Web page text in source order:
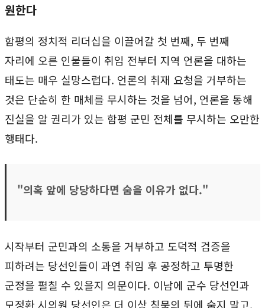
원한다
함평의 정치적 리더십을 이끌어갈 첫 번째, 두 번째
자리에 오른 인물들이 취임 전부터 지역 언론을 대하는
태도는 매우 실망스럽다. 언론의 취재 요청을 거부하는
것은 단순히 한 매체를 무시하는 것을 넘어, 언론을 통해
진실을 알 권리가 있는 함평 군민 전체를 무시하는 오만한
행태다.
"의혹 앞에 당당하다면 숨을 이유가 없다."
시작부터 군민과의 소통을 거부하고 도덕적 검증을
피하려는 당선인들이 과연 취임 후 공정하고 투명한
군정을 펼칠 수 있을지 의문이다. 이남에 군수 당선인과
모정환 시의원 당선인은 더 이상 침묵의 뒤에 숨지 말고,